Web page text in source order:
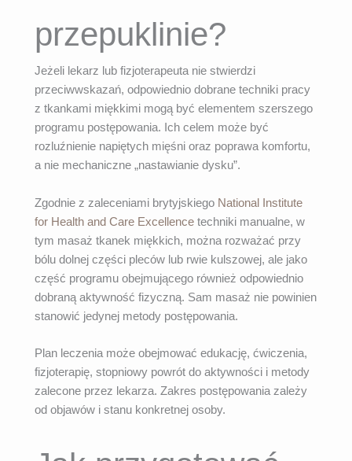
przepuklinie?
Jeżeli lekarz lub fizjoterapeuta nie stwierdzi
przeciwwskazań, odpowiednio dobrane techniki pracy
z tkankami miękkimi mogą być elementem szerszego
programu postępowania. Ich celem może być
rozluźnienie napiętych mięśni oraz poprawa komfortu,
a nie mechaniczne „nastawianie dysku”.
Zgodnie z zaleceniami brytyjskiego National Institute
for Health and Care Excellence techniki manualne, w
tym masaż tkanek miękkich, można rozważać przy
bólu dolnej części pleców lub rwie kulszowej, ale jako
część programu obejmującego również odpowiednio
dobraną aktywność fizyczną. Sam masaż nie powinien
stanowić jedynej metody postępowania.
Plan leczenia może obejmować edukację, ćwiczenia,
fizjoterapię, stopniowy powrót do aktywności i metody
zalecone przez lekarza. Zakres postępowania zależy
od objawów i stanu konkretnej osoby.